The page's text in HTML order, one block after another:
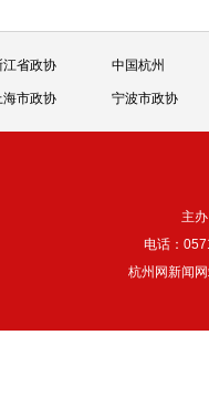
江省政协 中国杭州
海市政协 宁波市政协
主
电话：
杭州网新闻